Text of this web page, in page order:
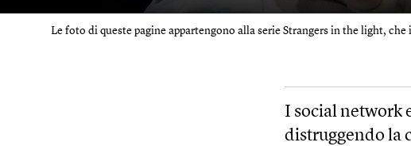
Le foto di queste pagine appartengono alla serie Strangers in the light,
I social network
distruggendo la